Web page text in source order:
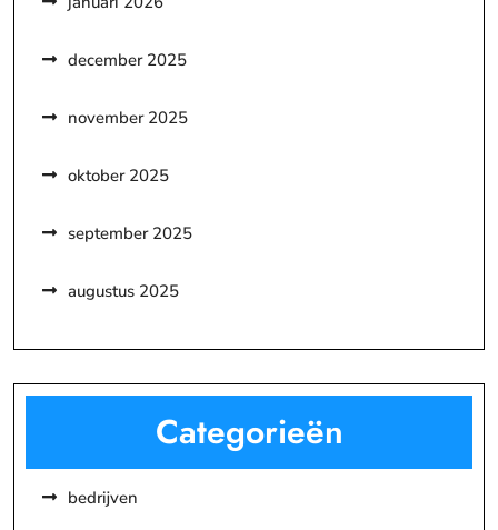
december 2025
november 2025
oktober 2025
september 2025
augustus 2025
Categorieën
bedrijven